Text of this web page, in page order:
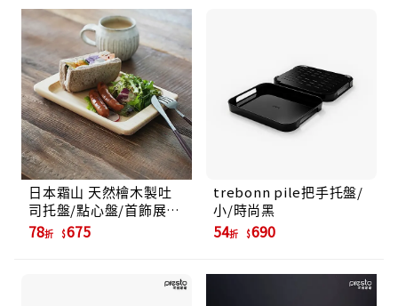
日本霜山 天然檜木製吐
司托盤/點心盤/首飾展示
盤
78折 675
trebonn pile把手托盤/
小/時尚黑
54折 690